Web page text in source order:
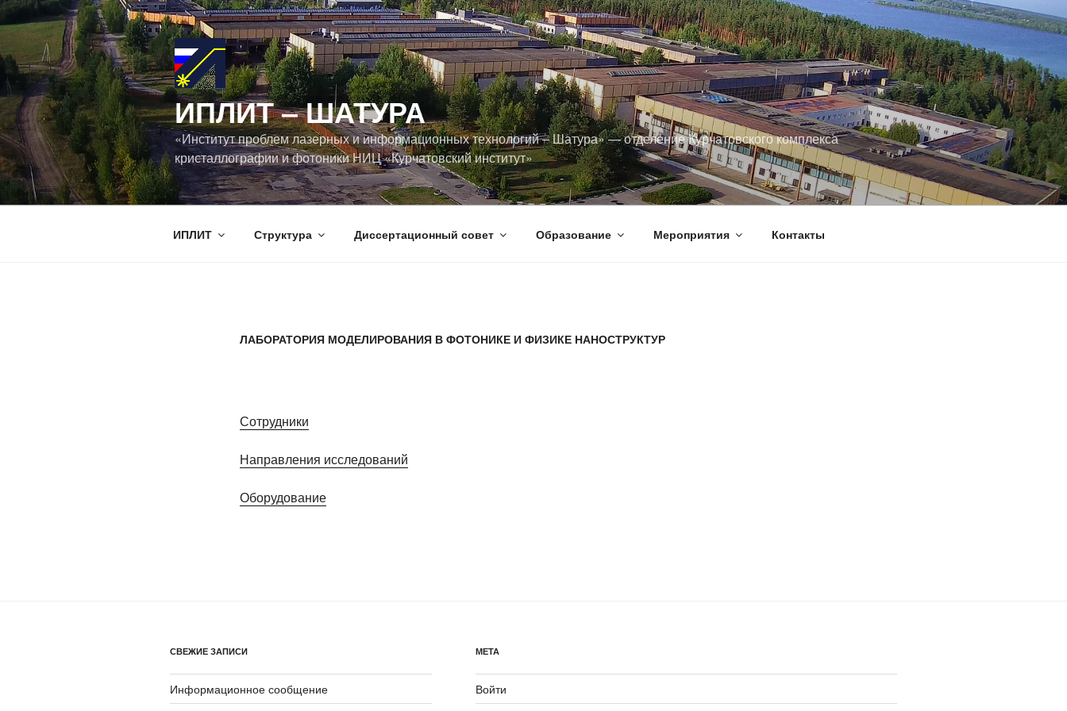
Перейти
к
содержимому
ИПЛИТ ‒ ШАТУРА
«Институт проблем лазерных и информационных технологий ‒ Шатура» — отделение Курчатовского комплекса
кристаллографии и фотоники НИЦ «Курчатовский институт»
ИПЛИТ Структура Диссертационный совет Образование Мероприятия Контакты
ЛАБОРАТОРИЯ МОДЕЛИРОВАНИЯ В ФОТОНИКЕ И ФИЗИКЕ НАНОСТРУКТУР
Сотрудники
Направления исследований
Оборудование
СВЕЖИЕ ЗАПИСИ
Информационное сообщение
МЕТА
Войти